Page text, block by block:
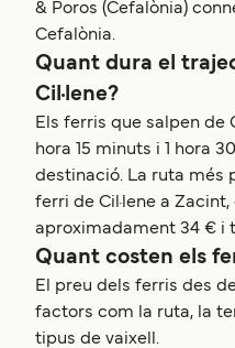
& Poros (Cefalònia)
Cefalònia.
Quant dura el
Cil·lene?
Els ferris que salpen de
hora 15 minuts i 1 hora
destinació. La ruta més
ferri de Cil·lene a
aproximadament 34 € i
Quant costen els
El preu dels ferris des
factors com la ruta, la
tipus de vaixell.